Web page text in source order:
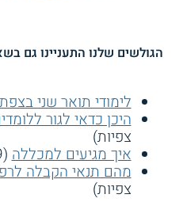
הגולשים שלנו התעניינו גם
לימודי תואר שני
היכן כדאי לגור
צפיות)
איך מגיעים למכללה(4069 צפיות)
מהם תנאי הקבלה
צפיות)